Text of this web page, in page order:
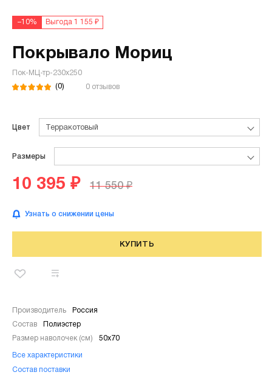
–10% Выгода 1 155 ₽
Покрывало Мориц
Пок-МЦ-тр-230х250
(0) 0 отзывов
Цвет Терракотовый
Размеры
10 395 ₽ 11 550 ₽
Узнать о снижении цены
КУПИТЬ
Производитель Россия
Состав Полиэстер
Размер наволочек (см) 50х70
Все характеристики
Состав поставки